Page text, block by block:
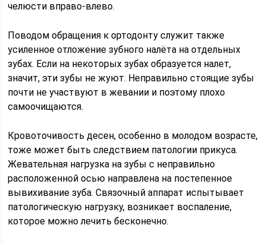
челюсти вправо-влево.
Поводом обращения к ортодонту служит также
усиленное отложение зубного налёта на отдельных
зубах. Если на некоторых зубах образуется налет,
значит, эти зубы не жуют. Неправильно стоящие зубы
почти не участвуют в жевании и поэтому плохо
самоочищаются.
Кровоточивость десен, особенно в молодом возрасте,
тоже может быть следствием патологии прикуса.
Жевательная нагрузка на зубы с неправильно
расположенной осью направлена на постепенное
вывихивание зуба. Связочный аппарат испытывает
патологическую нагрузку, возникает воспаление,
которое можно лечить бесконечно.